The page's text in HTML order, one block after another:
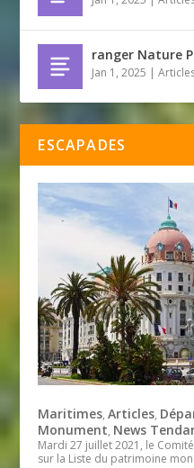
ranger Nature
Jan 1, 2025 |
ESCAPADES
Maritimes,Articles,
Monument, News
Mardi 27 juillet 2021, le
sur la Liste du patrimoine